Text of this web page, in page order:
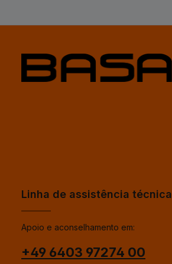
Linha de assistência técnica
Apoio e aconselhamento em:
+49 6403 97274 00